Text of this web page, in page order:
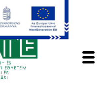
ÉS
EGYETEM
ÉS
MATE